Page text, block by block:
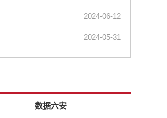
2024-06-12
2024-05-31
数据六安